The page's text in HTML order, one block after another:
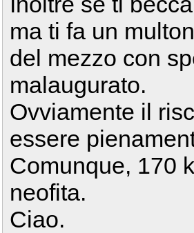
ma ti fa un
del mezzo con
malaugurato.
Ovviamente il
essere
Comunque, 170
neofita.
Ciao.